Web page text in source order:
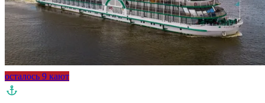
осталось 9 кают